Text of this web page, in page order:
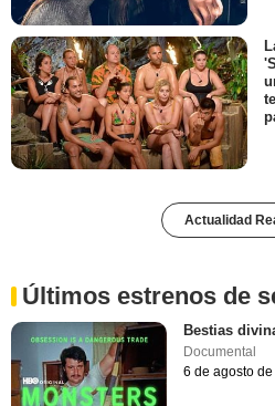
Actualidad
Últimos estrenos de
Bestias
Documental
6 de agosto